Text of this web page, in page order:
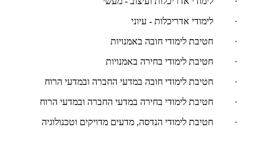
· לימודי אדריכלות - עיוני
· חטיבת לימודי חובה באמנויות
· חטיבת לימודי בחירה באמנויות
· חטיבת לימודי חובה במדעי החברה ובמדעי הרוח
· חטיבת לימודי בחירה במדעי החברה ובמדעי הרוח
· חטיבת לימודי הנדסה, מדעים מדויקים וטכנולוגיה